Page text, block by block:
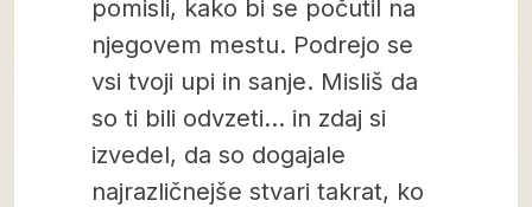
pomisli, kako bi se počutil na
njegovem mestu. Podrejo se
vsi tvoji upi in sanje. Misliš da
so ti bili odvzeti… in zdaj si
izvedel, da so dogajale
najrazličnejše stvari takrat, ko